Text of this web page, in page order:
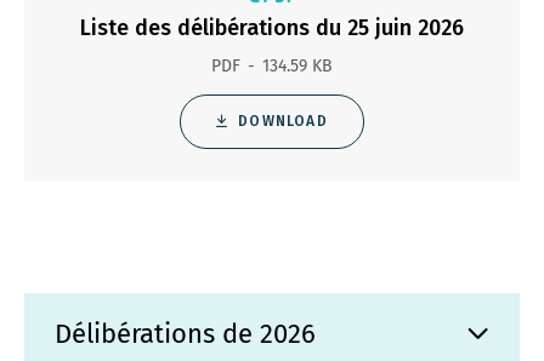
Liste des délibérations du 25 juin 2026
PDF 134.59 KB
DOWNLOAD
Délibérations de 2026